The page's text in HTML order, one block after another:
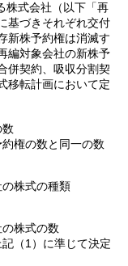
株式会社（以下「再
基づきそれぞれ交付
新株予約権は消滅す
編対象会社の新株予
併契約、吸収分割契
移転計画において定
権の数と同一の数
株式の種類
株式の数
（1）に準じて決定